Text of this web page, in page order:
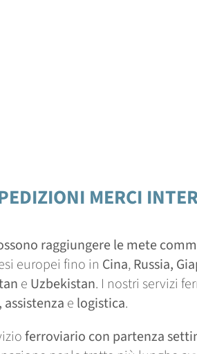
MERCI
raggiungere le mete
europei fino in Cina,Russia,
e Uzbekistan. I nostri servizi
e logistica.
ferroviario con partenza